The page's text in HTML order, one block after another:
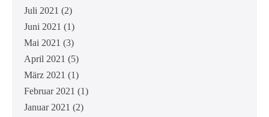
Juli 2021 (2)
Juni 2021 (1)
Mai 2021 (3)
April 2021 (5)
März 2021 (1)
Februar 2021 (1)
Januar 2021 (2)